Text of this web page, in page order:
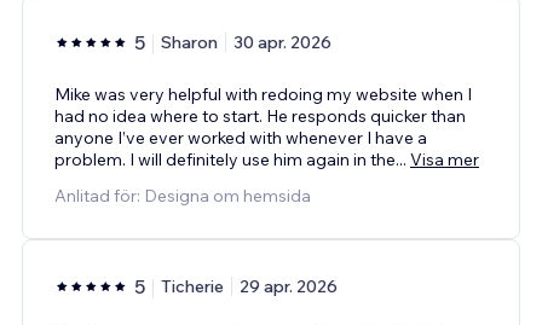
5 Sharon 30 apr. 2026
Mike was very helpful with redoing my website when I
had no idea where to start. He responds quicker than
anyone I’ve ever worked with whenever I have a
problem. I will definitely use him again in the... Visa mer
Anlitad för: Designa om hemsida
5 Ticherie 29 apr. 2026